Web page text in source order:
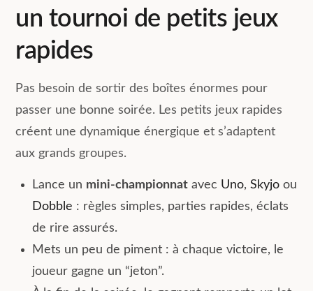
un tournoi de petits jeux
rapides
Pas besoin de sortir des boîtes énormes pour
passer une bonne soirée. Les petits jeux rapides
créent une dynamique énergique et s’adaptent
aux grands groupes.
Lance un mini-championnat avec Uno,Skyjo ou
Dobble : règles simples, parties rapides, éclats
de rire assurés.
Mets un peu de piment : à chaque victoire, le
joueur gagne un “jeton”.